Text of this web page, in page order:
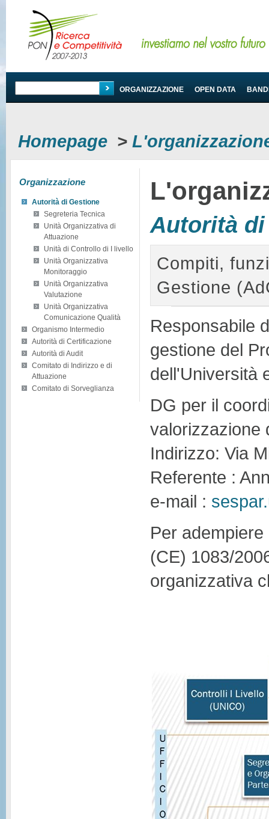
PROGRAMMA ORGANIZZAZIONE OPEN DATA
Homepage >
Organizzazione
Autorità di Gestione
Segreteria Tecnica
Unità Organizzativa di
Attuazione
Unità di Controllo di I livello
Unità Organizzativa
Monitoraggio
Unità Organizzativa
Valutazione
Unità Organizzativa
Comunicazione Qualità
Organismo Intermedio
Autorità di Certificazione
Autorità di Audit
Comitato di Indirizzo e di
Attuazione
Comitato di Sorveglianza
Autorità
Compiti,
Gestione
Responsabile
gestione del
dell'Università
DG per il
valorizzazione
Indirizzo: Via
Referente :
e-mail :
Per
(CE) 1083/
organizzativa